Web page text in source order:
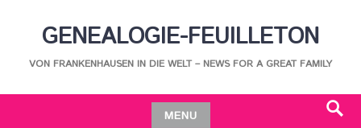
GENEALOGIE-FEUILLETON
VON FRANKENHAUSEN IN DIE WELT – NEWS FOR A GREAT FAMILY
MENU